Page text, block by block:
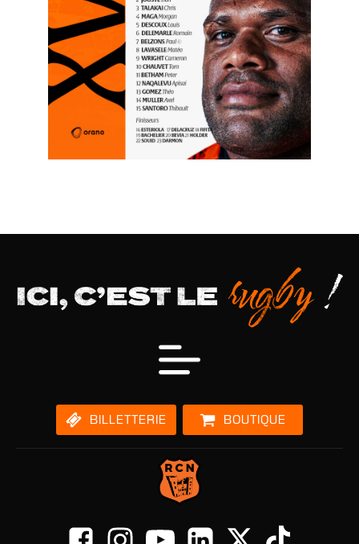
BILLETTERIE BOUTIQUE